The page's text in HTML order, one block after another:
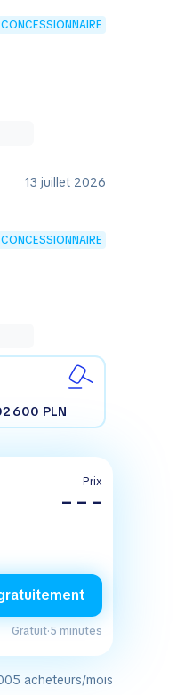
CONCESSIONNAIRE
13 juillet 2026
CONCESSIONNAIRE
600 PLN
Prix
– – –
Gratuit·5 minutes
acheteurs/mois